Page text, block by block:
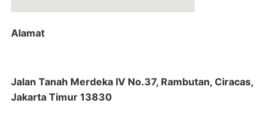
Alamat
Jalan Tanah Merdeka IV No.37, Rambutan, Ciracas,
Jakarta Timur 13830